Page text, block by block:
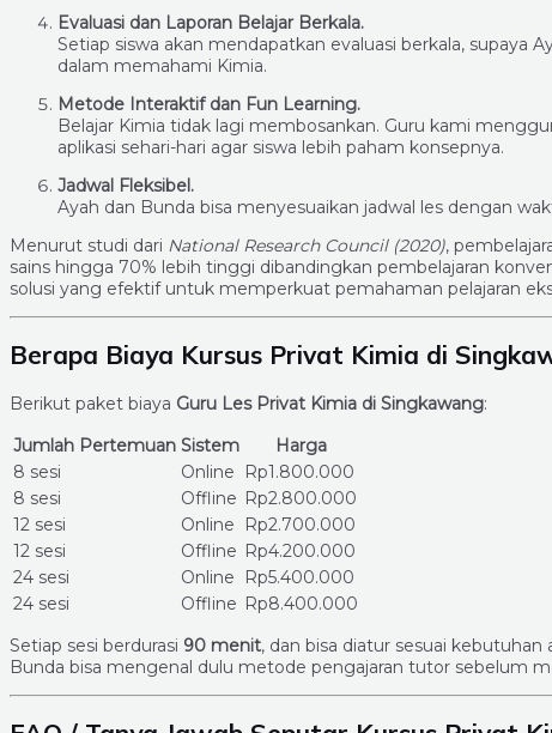
Evaluasi dan Laporan Belajar Berkala.
Setiap siswa akan mendapatkan evaluasi berkala, supaya
dalam memahami Kimia.
Metode Interaktif dan Fun Learning.
Belajar Kimia tidak lagi membosankan. Guru kami
aplikasi sehari-hari agar siswa lebih paham konsepnya.
Jadwal Fleksibel.
Ayah dan Bunda bisa menyesuaikan jadwal les dengan
Menurut studi dari National Research Council (2020),
sains hingga 70% lebih tinggi dibandingkan pembelajaran
solusi yang efektif untuk memperkuat pemahaman pelajaran
Berapa Biaya Kursus Privat Kimia di
Berikut paket biaya Guru Les Privat Kimia di Singkawang:
Jumlah Pertemuan Sistem
Harga
8 sesi
Online
Rp1.800.000
8 sesi
Offline Rp2.800.000
12 sesi
Online
Rp2.700.000
12 sesi
Offline Rp4.200.000
24 sesi
Online
Rp5.400.000
24 sesi
Offline Rp8.400.000
Setiap sesi berdurasi 90 menit, dan bisa diatur sesuai
Bunda bisa mengenal dulu metode pengajaran tutor sebelum